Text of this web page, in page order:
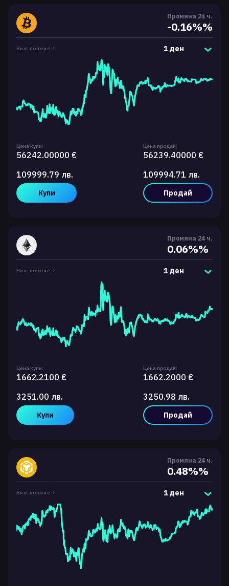
Промяна 24 ч.
-0.16%%
Виж повече 1 ден
Цена купи:
56242.00000 €
109999.79 лв.
Купи
Цена продай:
56239.40000 €
109994.71 лв.
Продай
Промяна 24 ч.
0.06%%
Виж повече 1 ден
Цена купи:
1662.2100 €
3251.00 лв.
Купи
Цена продай:
1662.2000 €
3250.98 лв.
Продай
Промяна 24 ч.
0.48%%
Виж повече 1 ден